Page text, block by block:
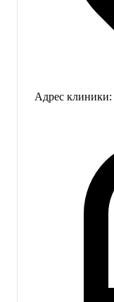
Адрес клиники: